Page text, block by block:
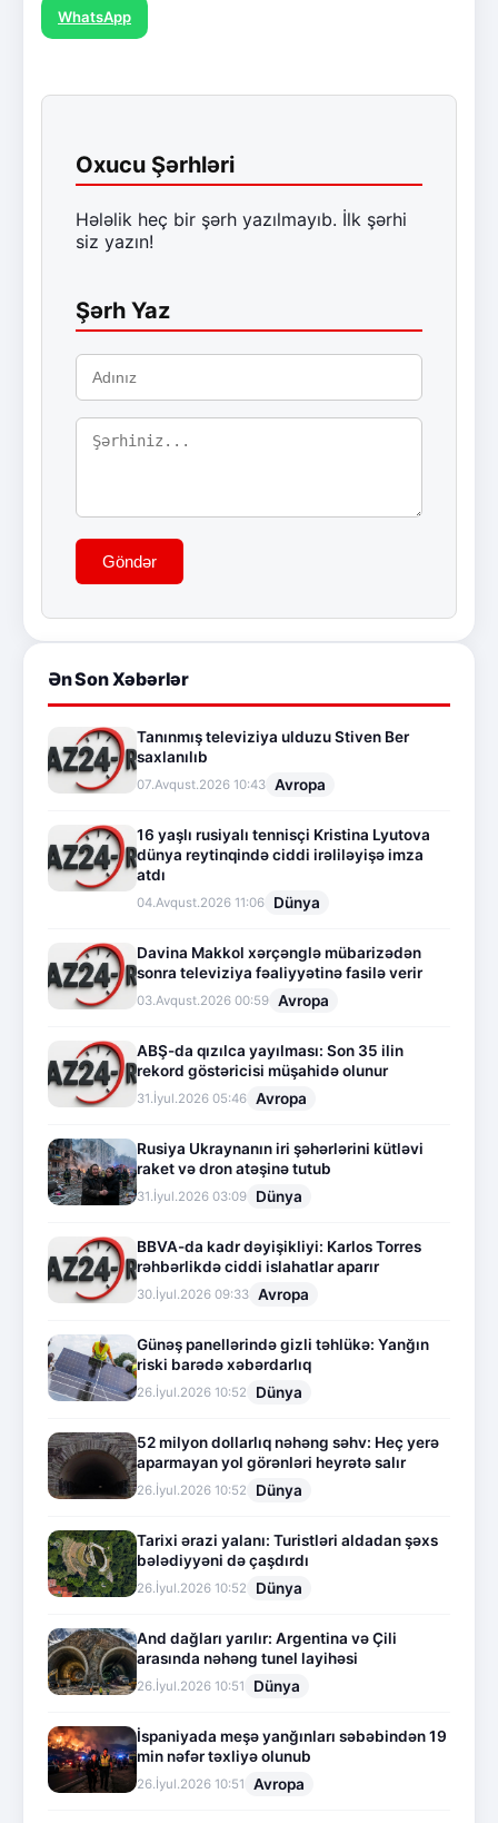
WhatsApp
Oxucu Şərhləri
Hələlik heç bir şərh yazılmayıb. İlk şərhi
siz yazın!
Şərh Yaz
Göndər
Ən Son Xəbərlər
Tanınmış televiziya ulduzu Stiven Ber
saxlanılıb
07.Avqust.2026 10:43 Avropa
16 yaşlı rusiyalı tennisçi Kristina Lyutova
dünya reytinqində ciddi irəliləyişə imza
atdı
04.Avqust.2026 11:06 Dünya
Davina Makkol xərçənglə mübarizədən
sonra televiziya fəaliyyətinə fasilə verir
03.Avqust.2026 00:59 Avropa
ABŞ-da qızılca yayılması: Son 35 ilin
rekord göstəricisi müşahidə olunur
31.İyul.2026 05:46 Avropa
Rusiya Ukraynanın iri şəhərlərini kütləvi
raket və dron atəşinə tutub
31.İyul.2026 03:09 Dünya
BBVA-da kadr dəyişikliyi: Karlos Torres
rəhbərlikdə ciddi islahatlar aparır
30.İyul.2026 09:33 Avropa
Günəş panellərində gizli təhlükə: Yanğın
riski barədə xəbərdarlıq
26.İyul.2026 10:52 Dünya
52 milyon dollarlıq nəhəng səhv: Heç yerə
aparmayan yol görənləri heyrətə salır
26.İyul.2026 10:52 Dünya
Tarixi ərazi yalanı: Turistləri aldadan şəxs
bələdiyyəni də çaşdırdı
26.İyul.2026 10:52 Dünya
And dağları yarılır: Argentina və Çili
arasında nəhəng tunel layihəsi
26.İyul.2026 10:51 Dünya
İspaniyada meşə yanğınları səbəbindən 19
min nəfər təxliyə olunub
26.İyul.2026 10:51 Avropa